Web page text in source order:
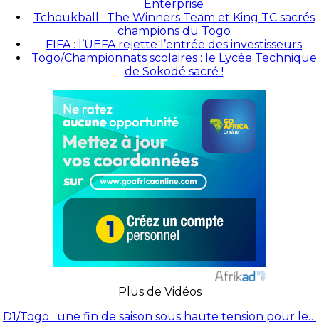
Enterprise
Tchoukball : The Winners Team et King TC sacrés
champions du Togo
FIFA : l’UEFA rejette l’entrée des investisseurs
Togo/Championnats scolaires : le Lycée Technique
de Sokodé sacré !
Plus de Vidéos
D1/Togo : une fin de saison sous haute tension pour le…